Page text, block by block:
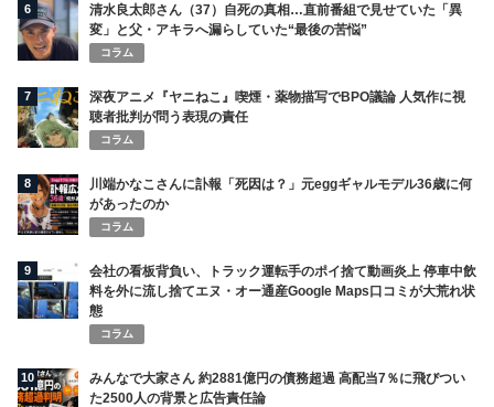
6
清水良太郎さん（37）自死の真相…直前番組で見せていた「異
変」と父・アキラへ漏らしていた“最後の苦悩”
コラム
7
深夜アニメ『ヤニねこ』喫煙・薬物描写でBPO議論 人気作に視
聴者批判が問う表現の責任
コラム
8
川端かなこさんに訃報「死因は？」元eggギャルモデル36歳に何
があったのか
コラム
9
会社の看板背負い、トラック運転手のポイ捨て動画炎上 停車中飲
料を外に流し捨てエヌ・オー通産Google Maps口コミが大荒れ状
態
コラム
10
みんなで大家さん 約2881億円の債務超過 高配当7％に飛びつい
た2500人の背景と広告責任論